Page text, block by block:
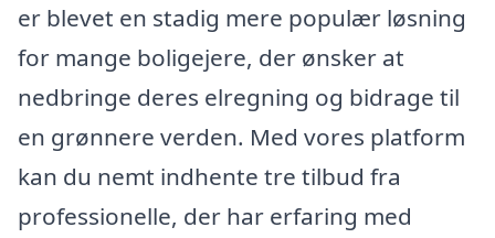
er blevet en stadig mere populær løsning
for mange boligejere, der ønsker at
nedbringe deres elregning og bidrage til
en grønnere verden. Med vores platform
kan du nemt indhente tre tilbud fra
professionelle, der har erfaring med